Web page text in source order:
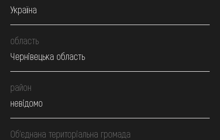
Україна
область
Чернівецька область
район
невідомо
Об’єднана територіальна громада